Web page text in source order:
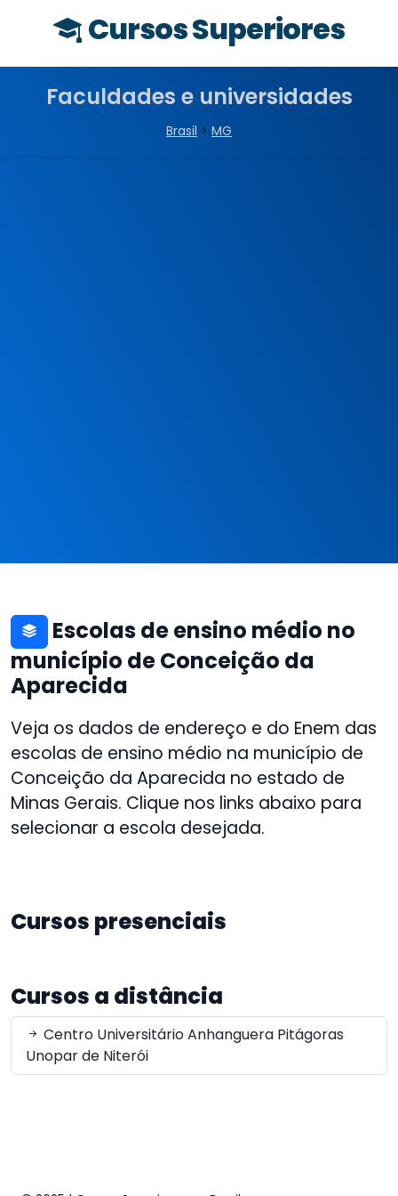
Cursos Superiores
Faculdades e universidades
Brasil > MG
Escolas de ensino médio no
município de Conceição da
Aparecida
Veja os dados de endereço e do Enem das
escolas de ensino médio na município de
Conceição da Aparecida no estado de
Minas Gerais. Clique nos links abaixo para
selecionar a escola desejada.
Cursos presenciais
Cursos a distância
Centro Universitário Anhanguera Pitágoras
Unopar de Niterói